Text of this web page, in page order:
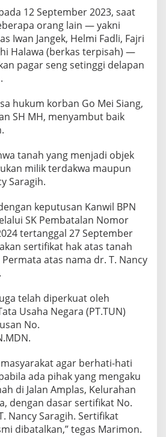
12 September 2023, saat
orang lain — yakni
Iwan Jangek, Helmi Fadli, Fajri
Halawa (berkas terpisah) —
pagar seng setinggi delapan
hukum korban Go Mei Siang,
SH MH, menyambut baik
tanah yang menjadi objek
milik terdakwa maupun
Saragih.
keputusan Kanwil BPN
SK Pembatalan Nomor
tertanggal 27 September
sertifikat hak atas tanah
Permata atas nama dr. T. Nancy
telah diperkuat oleh
Usaha Negara (PT.TUN)
No.
agar berhati-hati
ada pihak yang mengaku
di Jalan Amplas, Kelurahan
dengan dasar sertifikat No.
Nancy Saragih. Sertifikat
dibatalkan,” tegas Marimon.